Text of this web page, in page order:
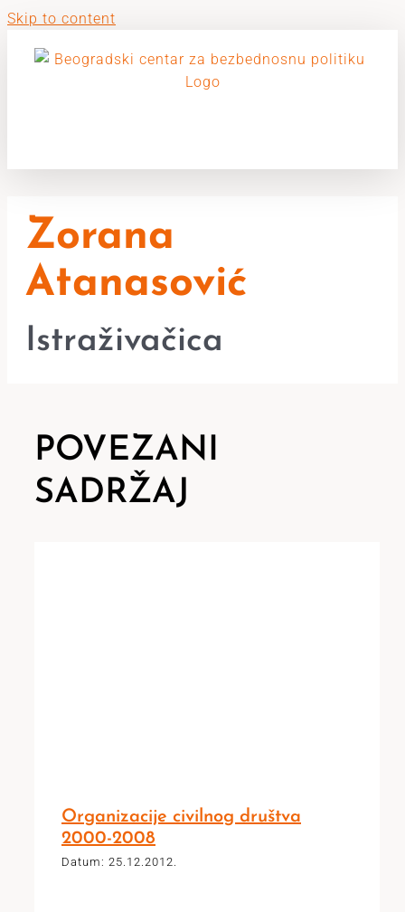
Skip to content
Zorana
Atanasović
Istraživačica
POVEZANI
SADRŽAJ
Organizacije civilnog društva
2000-2008
Datum: 25.12.2012.